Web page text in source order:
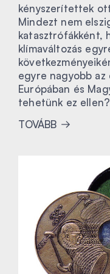
kényszerítettek
Mindezt nem
katasztrófákként,
klímaváltozás
egyre nagyobb az
Európában és
tehetünk ez ellen?
TOVÁBB